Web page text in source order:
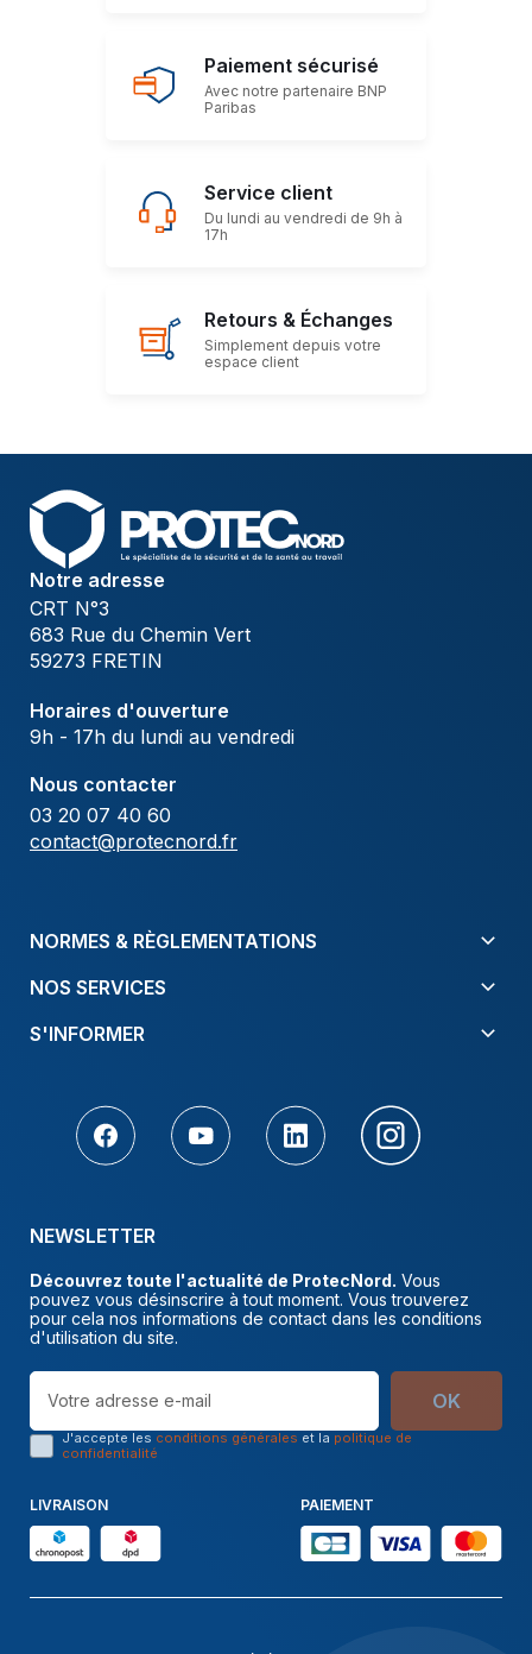
Paiement sécurisé
Avec notre partenaire BNP
Paribas
Service client
Du lundi au vendredi de 9h à
17h
Retours & Échanges
Simplement depuis votre
espace client
Notre adresse
CRT N°3
683 Rue du Chemin Vert
59273 FRETIN
Horaires d'ouverture
9h - 17h du lundi au vendredi
Nous contacter
03 20 07 40 60
contact@protecnord.fr
NORMES & RÈGLEMENTATIONS
NOS SERVICES
S'INFORMER
NEWSLETTER
Découvrez toute l'actualité de ProtecNord. Vous
pouvez vous désinscrire à tout moment. Vous trouverez
pour cela nos informations de contact dans les conditions
d'utilisation du site.
OK
J'accepte les conditions générales et la politique de
confidentialité
LIVRAISON PAIEMENT